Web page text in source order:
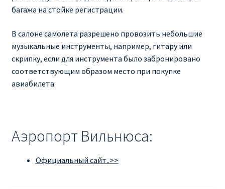
багажа на стойке регистрации.
В салоне самолета разрешено провозить небольшие
музыкальные инструменты, например, гитару или
скрипку, если для инструмента было забронировано
соответствующим образом место при покупке
авиабилета.
Аэропорт Вильнюса:
Официальный сайт..>>